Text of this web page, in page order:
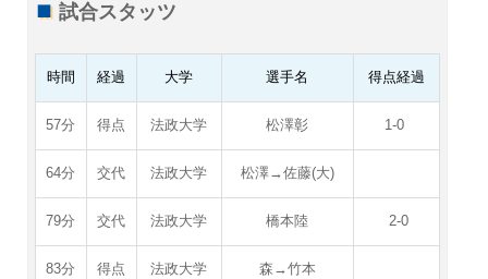
試合スタッツ
時間 経過 大学 選手名 得点経過
57分 得点 法政大学 松澤彰 1-0
64分 交代 法政大学 松澤→佐藤(大)
79分 交代 法政大学 橋本陸 2-0
83分 得点 法政大学 森→竹本